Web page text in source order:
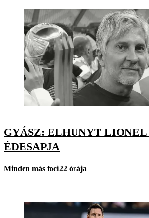
GYÁSZ: ELHUNYT LIONEL
ÉDESAPJA
Minden más foci22 órája